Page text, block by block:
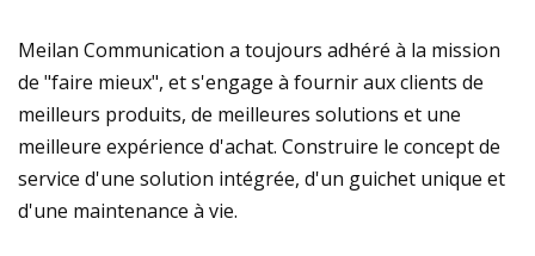
Meilan Communication a toujours adhéré à la mission
de "faire mieux", et s'engage à fournir aux clients de
meilleurs produits, de meilleures solutions et une
meilleure expérience d'achat. Construire le concept de
service d'une solution intégrée, d'un guichet unique et
d'une maintenance à vie.